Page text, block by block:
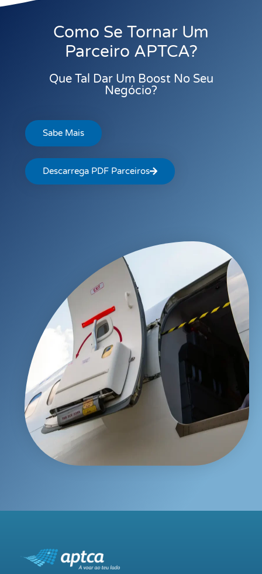
Como Se Tornar Um
Parceiro APTCA?
Que Tal Dar Um Boost No Seu
Negócio?
Sabe Mais
Descarrega PDF Parceiros